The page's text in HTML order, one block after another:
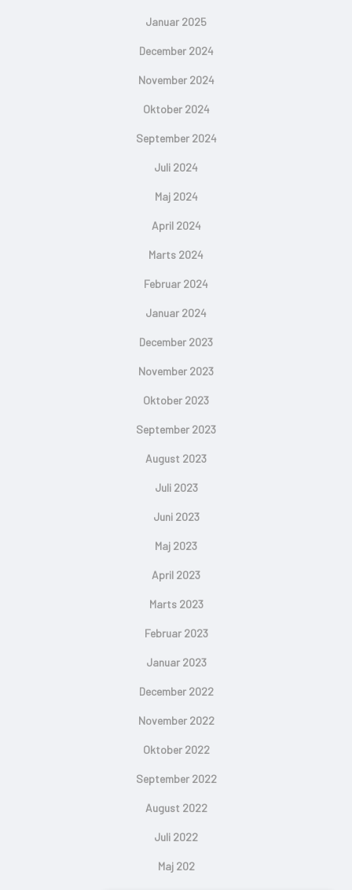
Januar 2025
December 2024
November 2024
Oktober 2024
September 2024
Juli 2024
Maj 2024
April 2024
Marts 2024
Februar 2024
Januar 2024
December 2023
November 2023
Oktober 2023
September 2023
August 2023
Juli 2023
Juni 2023
Maj 2023
April 2023
Marts 2023
Februar 2023
Januar 2023
December 2022
November 2022
Oktober 2022
September 2022
August 2022
Juli 2022
Maj 202